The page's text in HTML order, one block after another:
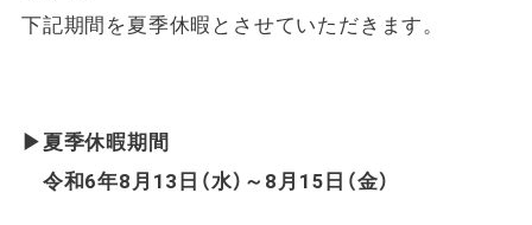
下記期間を夏季休暇とさせていただきます。
▶夏季休暇期間
令和6年8月13日（水）～8月15日（金）